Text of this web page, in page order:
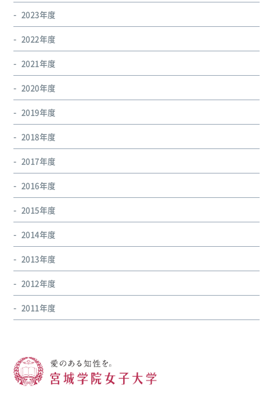
2023年度
2022年度
2021年度
2020年度
2019年度
2018年度
2017年度
2016年度
2015年度
2014年度
2013年度
2012年度
2011年度